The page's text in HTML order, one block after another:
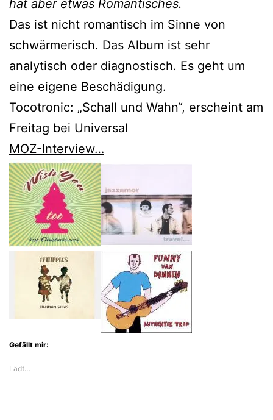
hat aber etwas Romantisches.
Das ist nicht romantisch im Sinne von
schwärmerisch. Das Album ist sehr
analytisch oder diagnostisch. Es geht um
eine eigene Beschädigung.
Tocotronic: „Schall und Wahn“, erscheint am
Freitag bei Universal
MOZ-Interview…
Gefällt mir:
Lädt…